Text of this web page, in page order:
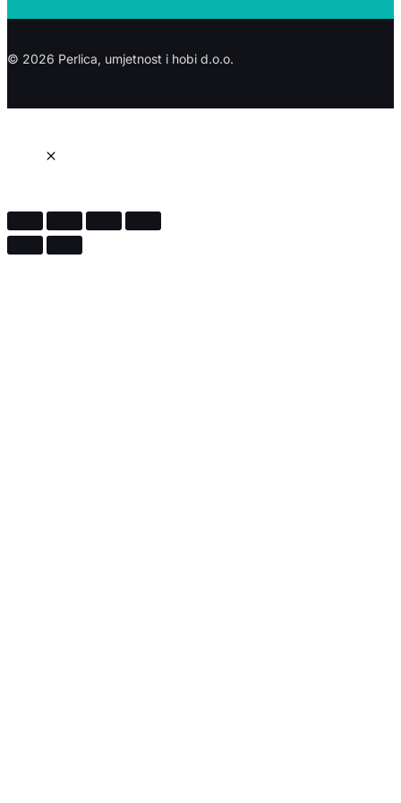
© 2026 Perlica, umjetnost i hobi d.o.o.